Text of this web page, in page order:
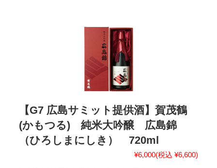
【G7 広島サミット提供酒】賀茂鶴
(かもつる) 純米大吟醸 広島錦
（ひろしまにしき） 720ml
¥6,000(税込 ¥6,600)